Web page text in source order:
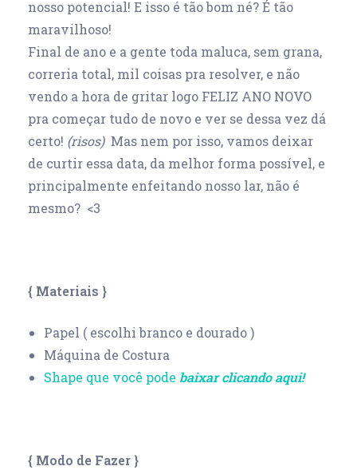
nosso potencial! E isso é tão bom né? É tão
maravilhoso!
Final de ano e a gente toda maluca, sem grana,
correria total, mil coisas pra resolver, e não
vendo a hora de gritar logo FELIZ ANO NOVO
pra começar tudo de novo e ver se dessa vez dá
certo! (risos)Mas nem por isso, vamos deixar
de curtir essa data, da melhor forma possível, e
principalmente enfeitando nosso lar, não é
mesmo? <3
{ Materiais }
Papel ( escolhi branco e dourado )
Máquina de Costura
Shape que você pode baixar clicando aqui!
{ Modo de Fazer }